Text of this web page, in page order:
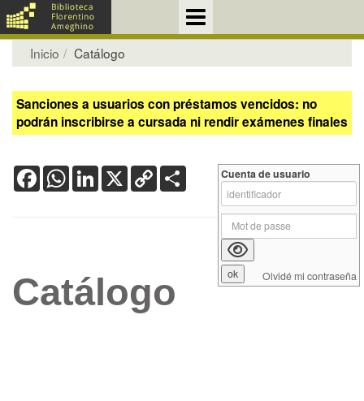
Inicio Catálogo
Sanciones a usuarios con préstamos vencidos: no
podrán inscribirse a cursada ni rendir exámenes finales
FacebookWhatsApp
LinkedIn
X Copy
Link
Catálogo
Cuenta de usuario
Olvidé mi contraseña